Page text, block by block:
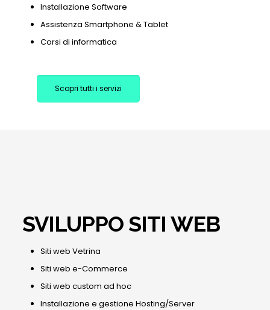
Installazione Software
Assistenza Smartphone & Tablet
Corsi di informatica
Scopri tutti i servizi
SVILUPPO SITI WEB
Siti web Vetrina
Siti web e-Commerce
Siti web custom ad hoc
Installazione e gestione Hosting/Server